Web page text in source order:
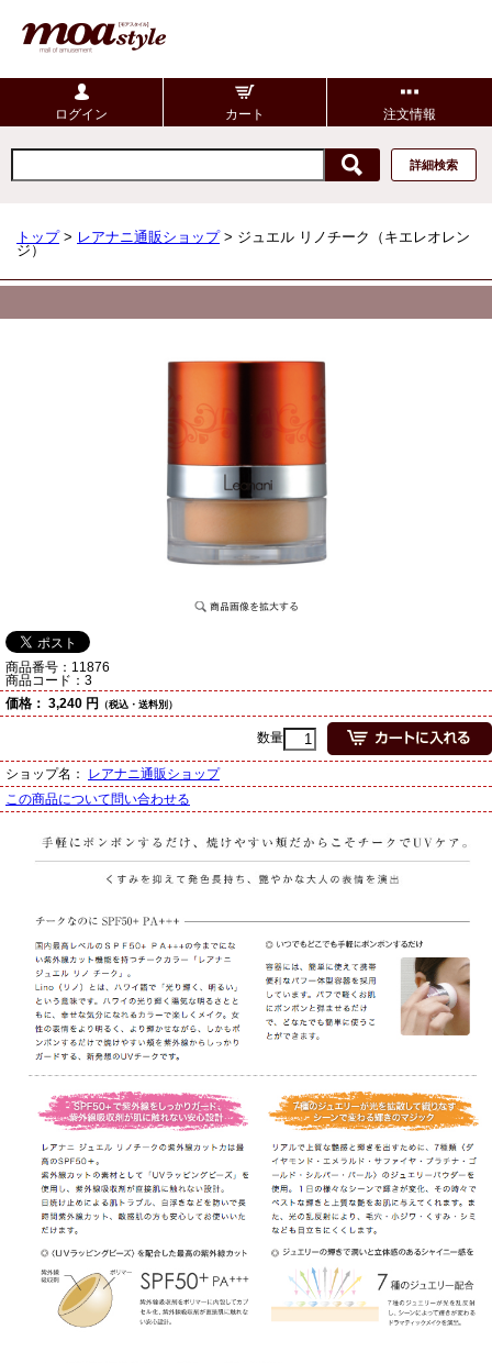
ログイン カート 注文情報
詳細検索
トップ> レアナニ通販ショップ> ジュエル リノチーク（キエレオレン
ジ）
商品番号： 11876
商品コード： 3
価格： 3,240 円 （税込・送料別）
数量
ショップ名： レアナニ通販ショップ
この商品について問い合わせる